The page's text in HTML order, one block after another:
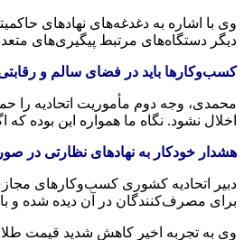
وی با اشاره به دغدغه‌های نهادهای
دیگر دستگاه‌های مرتبط پیگیری‌های
کسب‌وکارها باید در فضای سالم و
محمدی، وجه دوم مأموریت اتحادیه را
اخلال نشود. نگاه ما همواره این بوده
هشدار خودکار به نهادهای نظارتی در
دبیر اتحادیه کشوری کسب‌وکارهای
برای مصرف‌کنندگان در آن دیده شده و